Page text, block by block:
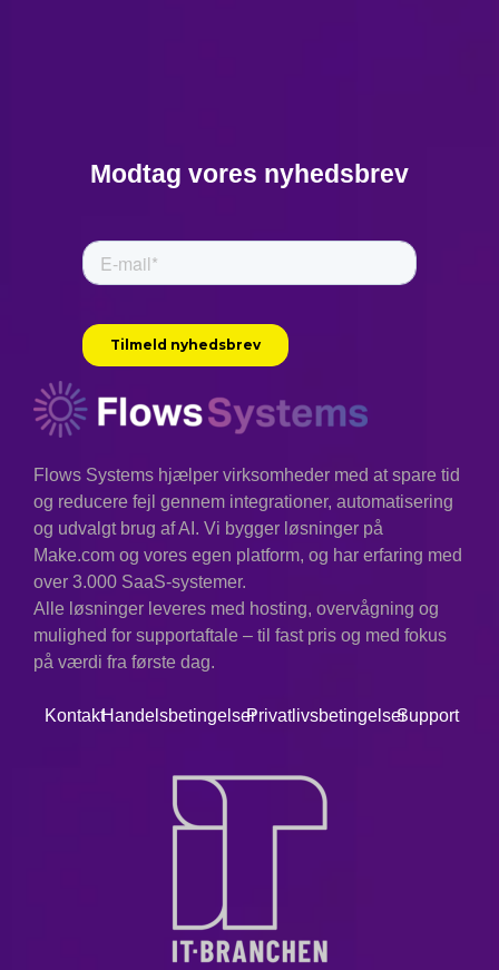
Modtag vores nyhedsbrev
Flows Systems hjælper virksomheder med at spare tid
og reducere fejl gennem integrationer, automatisering
og udvalgt brug af AI. Vi bygger løsninger på
Make.com og vores egen platform, og har erfaring med
over 3.000 SaaS-systemer.
Alle løsninger leveres med hosting, overvågning og
mulighed for supportaftale – til fast pris og med fokus
på værdi fra første dag.
KontaktHandelsbetingelserPrivatlivsbetingelserSupport